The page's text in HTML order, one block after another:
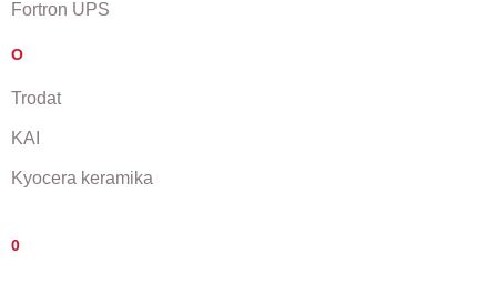
Fortron UPS
O
Trodat
KAI
Kyocera keramika
0